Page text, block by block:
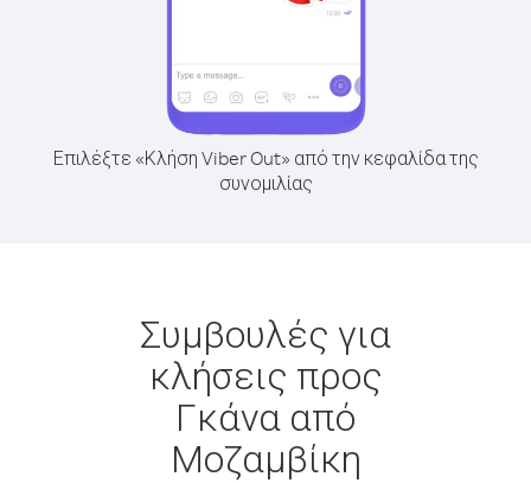
Επιλέξτε «Κλήση Viber Out» από την κεφαλίδα της
συνομιλίας
Συμβουλές για
κλήσεις προς
Γκάνα από
Μοζαμβίκη